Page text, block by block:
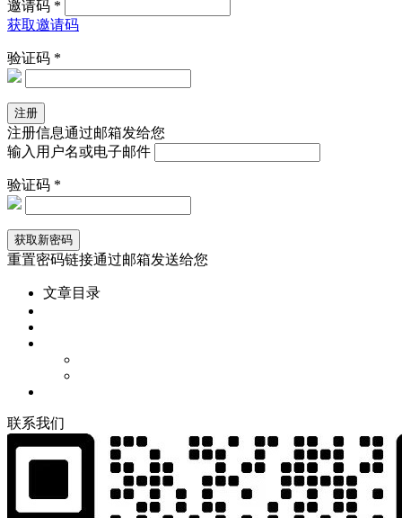
邀请码 *
获取邀请码
验证码 *
注册信息通过邮箱发给您
输入用户名或电子邮件
验证码 *
重置密码链接通过邮箱发送给您
文章目录
联系我们